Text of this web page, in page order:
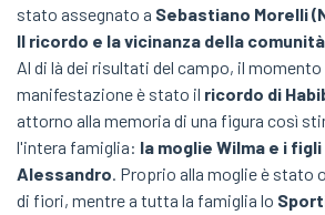
stato assegnato a Sebastiano Morelli
Il ricordo e la vicinanza della comunità
Al di là dei risultati del campo, il
manifestazione è stato il ricordo di
attorno alla memoria di una figura così
l'intera famiglia: la moglie Wilma e i figli
Alessandro. Proprio alla moglie è stato
di fiori, mentre a tutta la famiglia lo